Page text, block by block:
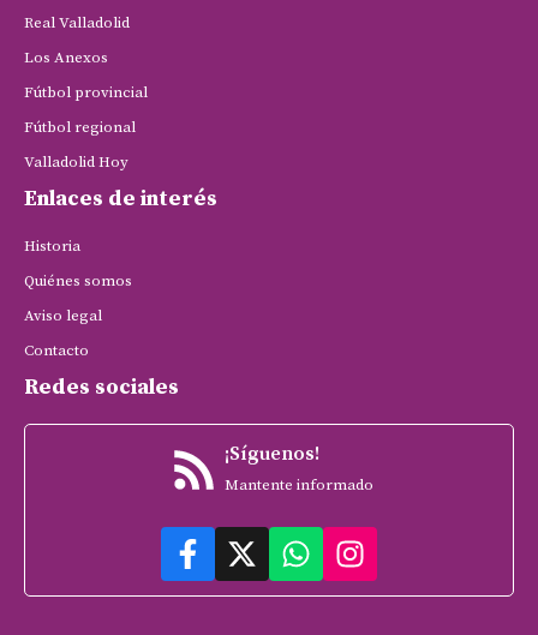
Real Valladolid
Los Anexos
Fútbol provincial
Fútbol regional
Valladolid Hoy
Enlaces de interés
Historia
Quiénes somos
Aviso legal
Contacto
Redes sociales
¡Síguenos!
Mantente informado